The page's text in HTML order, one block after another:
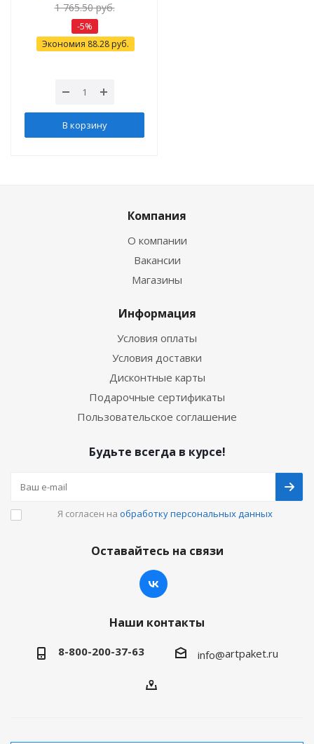
1 765.50руб.
-5%
Экономия 88.28 руб.
В корзину
Компания
О компании
Вакансии
Магазины
Информация
Условия оплаты
Условия доставки
Дисконтные карты
Подарочные сертификаты
Пользовательское соглашение
Будьте всегда в курсе!
Я согласен на обработку персональных данных
Оставайтесь на связи
Наши контакты
8-800-200-37-63 info@artpaket.ru